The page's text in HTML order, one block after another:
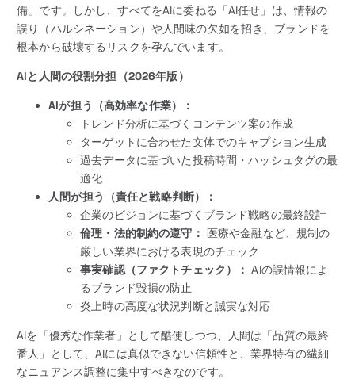
備」です。しかし、すべてをAIに委ねる「AI任せ」は、情報の
誤り（ハルシネーション）や人間味の欠如を招き、ブランドを
根本から破壊するリスクを孕んでいます。
AIと人間の役割分担（2026年版）
AIが担う（高効率な作業）：
トレンド分析に基づくコンテンツ案の作成
ターゲットに合わせた文体でのキャプション生成
過去データに基づいた投稿時間・ハッシュタグの最
適化
人間が担う（責任と戦略判断）：
企業のビジョンに基づくブランド戦略の最終設計
倫理・法的制約の遵守： 医療や金融など、規制の
厳しい業界における表現のチェック
事実確認（ファクトチェック）： AIの誤情報によ
るブランド毀損の防止
炎上時の高度な状況判断と誠実な対応
AIを「優秀な作業者」として酷使しつつ、人間は「品質の最終
番人」として、AIには真似できない信頼性と、業界特有の繊細
なニュアンス調整に集中すべきなのです。